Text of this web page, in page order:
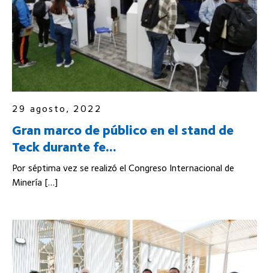
29 agosto, 2022
Gran marco de público en el stand de
Teck durante fe...
Por séptima vez se realizó el Congreso Internacional de
Minería […]